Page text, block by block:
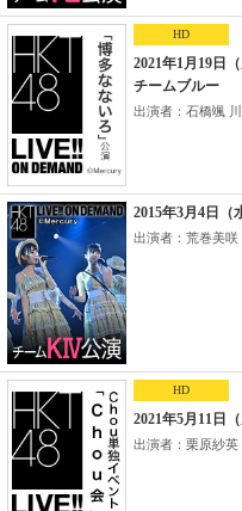
HD
2021年1月19日
チームブルー
出演者：石橋颯
2015年3月4日
出演者：荒巻美咲
HD
2021年5月11日
出演者：栗原紗英